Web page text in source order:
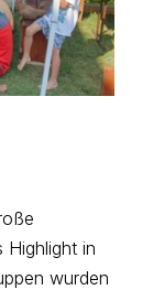
Highlight in
wurden